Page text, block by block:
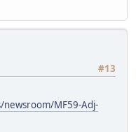
#13
MF59-Adj-